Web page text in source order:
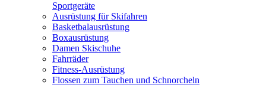
Sportgeräte
Ausrüstung für Skifahren
Basketbalausrüstung
Boxausrüstung
Damen Skischuhe
Fahrräder
Fitness-Ausrüstung
Flossen zum Tauchen und Schnorcheln